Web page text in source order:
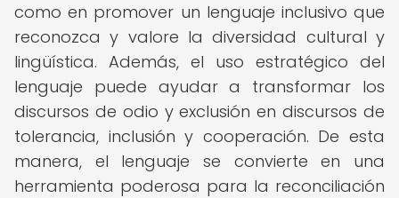
como en promover un lenguaje inclusivo que
reconozca y valore la diversidad cultural y
lingüística. Además, el uso estratégico del
lenguaje puede ayudar a transformar los
discursos de odio y exclusión en discursos de
tolerancia, inclusión y cooperación. De esta
manera, el lenguaje se convierte en una
herramienta poderosa para la reconciliación